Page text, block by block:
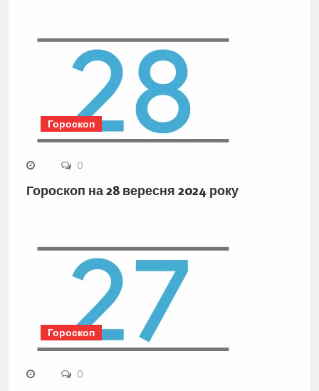
Гороскоп
0
Гороскоп на 28 вересня 2024 року
Гороскоп
0